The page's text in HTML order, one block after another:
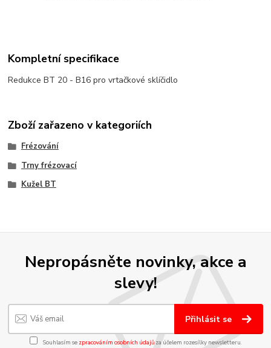
Kompletní specifikace
Redukce BT 20 - B16 pro vrtačkové sklíčidlo
Zboží zařazeno v kategoriích
Frézování
Trny frézovací
Kužel BT
Nepropásněte novinky, akce a
slevy!
Přihlásit se
Souhlasím se zpracováním osobních údajůza účelem rozesílky newsletteru.